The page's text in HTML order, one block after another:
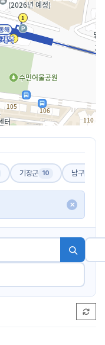
기장군 10 남구
✕